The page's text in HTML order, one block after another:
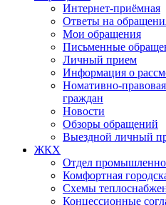
Интернет-приёмная
Ответы на
Мои обращения
Письменные
Личный прием
Информация о
Номативно-
граждан
Новости
Обзоры обращений
Выездной личный
ЖКХ
Отдел
Комфортная
Схемы
Концессионные